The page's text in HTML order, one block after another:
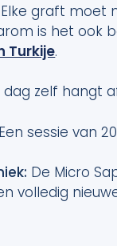
graft moet
is het ook
Turkije.
zelf hangt
Een sessie van
De Micro
volledig